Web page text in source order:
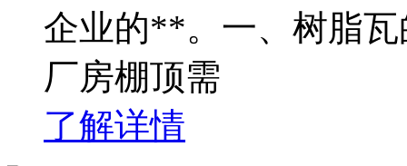
企业的**。一、树脂
厂房棚顶需
了解详情